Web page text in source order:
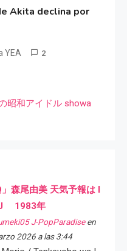
Akita declina por
YEA 2
昭和アイドル showa
」森尾由美 天気予報は I
1983年
J-PopParadiseen
2026 a las 3:44